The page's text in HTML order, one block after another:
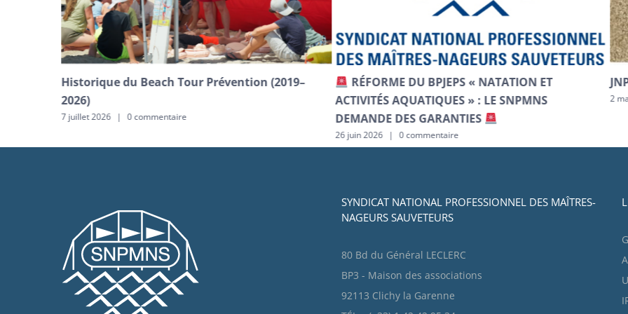
Historique du Beach Tour Prévention (2019–
2026)
7 juillet 2026 | 0 commentaire
RÉFORME DU BPJEPS « NATATION ET
ACTIVITÉS AQUATIQUES » : LE SNPMNS
DEMANDE DES GARANTIES
26 juin 2026 | 0 commentaire
2
SYNDICAT NATIONAL PROFESSIONNEL DES MAÎTRES-
NAGEURS SAUVETEURS
80 Bd du Général LECLERC
BP3 - Maison des associations
92113 Clichy la Garenne